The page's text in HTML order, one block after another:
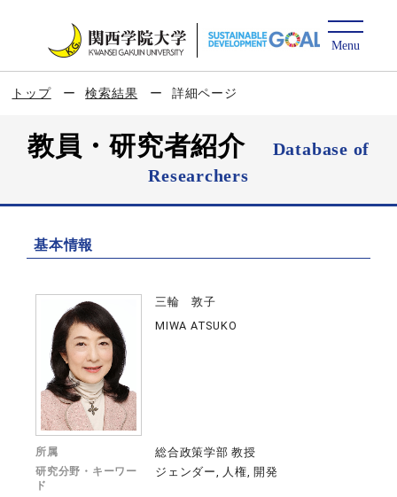
トップ 検索結果 詳細ページ
教員・研究者紹介
Database of
Researchers
基本情報
三輪 敦子
MIWA ATSUKO
所属 総合政策学部 教授
研究分野・キーワー
ド
ジェンダー, 人権, 開発